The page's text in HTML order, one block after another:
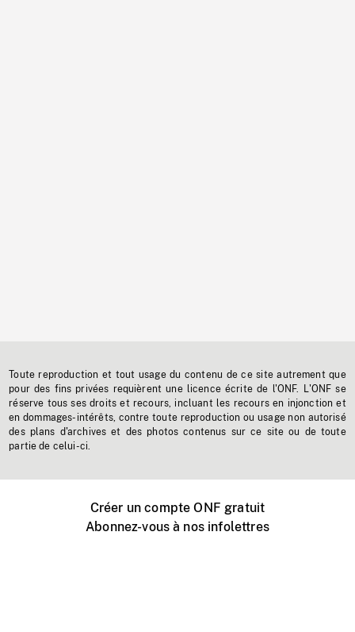
Toute reproduction et tout usage du contenu de ce site autrement que
pour des fins privées requièrent une licence écrite de l'ONF. L'ONF se
réserve tous ses droits et recours, incluant les recours en injonction et
en dommages-intérêts, contre toute reproduction ou usage non autorisé
des plans d'archives et des photos contenus sur ce site ou de toute
partie de celui-ci.
Créer un compte ONF gratuit
Abonnez-vous à nos infolettres